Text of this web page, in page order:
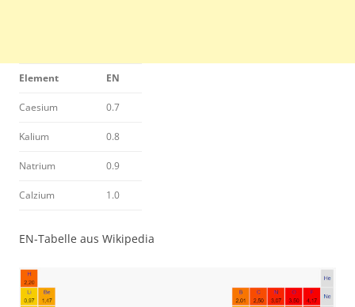
Element EN
Caesium 0.7
Kalium 0.8
Natrium 0.9
Calzium 1.0
EN-Tabelle aus Wikipedia